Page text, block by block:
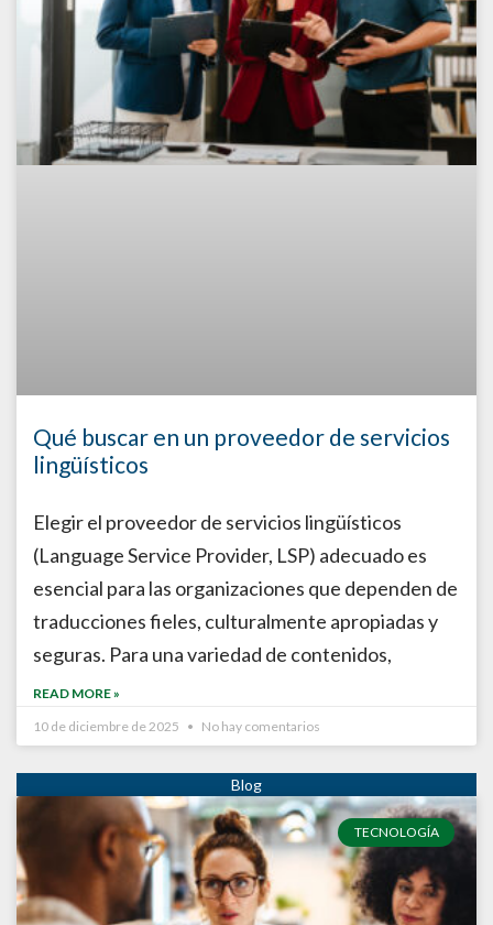
Qué buscar en un proveedor de servicios
lingüísticos
Elegir el proveedor de servicios lingüísticos
(Language Service Provider, LSP) adecuado es
esencial para las organizaciones que dependen de
traducciones fieles, culturalmente apropiadas y
seguras. Para una variedad de contenidos,
READ MORE »
10 de diciembre de 2025
No hay comentarios
TECNOLOGÍA